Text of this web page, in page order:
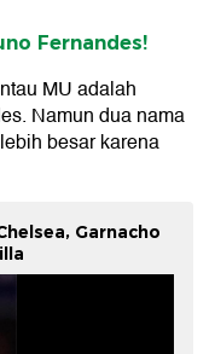
Fernandes!
MU adalah
Namun dua nama
besar karena
Garnacho